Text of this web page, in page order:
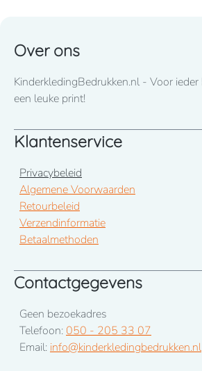
Over ons
KinderkledingBedrukken.nl - Voor
een leuke print!
Klantenservice
Privacybeleid
Algemene Voorwaarden
Retourbeleid
Verzendinformatie
Betaalmethoden
Contactgegevens
Geen bezoekadres
Telefoon: 050 - 205 33 07
Email: info@kinderkledingbedrukken.nl